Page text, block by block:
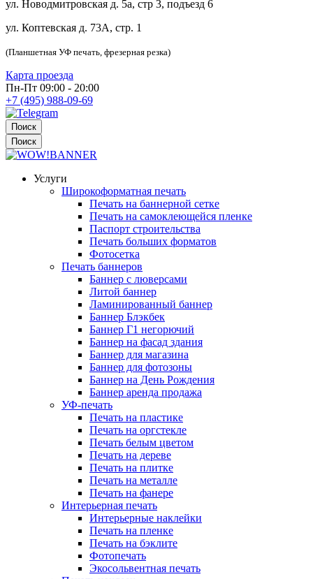
ул. Новодмитровская д. 5а, стр 3, подъезд 6
ул. Коптевская д. 73А, стр. 1
(Планшетная УФ печать, фрезерная резка)
Карта проезда
Пн-Пт 09:00 - 20:00
+7 (495) 988-09-69
Поиск
Поиск
Услуги
Широкоформатная печать
Печать на баннерной сетке
Печать на самоклеющейся пленке
Паспорт строительства
Печать больших форматов
Фотосетка
Печать баннеров
Баннер с люверсами
Литой баннер
Ламинированный баннер
Баннер Блэкбек
Баннер Г1 негорючий
Баннер на фасад здания
Баннер для магазина
Баннер для фотозоны
Баннер на День Рождения
Баннер аренда продажа
УФ-печать
Печать на пластике
Печать на оргстекле
Печать белым цветом
Печать на дереве
Печать на плитке
Печать на металле
Печать на фанере
Интерьерная печать
Интерьерные наклейки
Печать на пленке
Печать на бэклите
Фотопечать
Экосольвентная печать